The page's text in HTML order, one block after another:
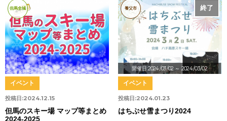
但馬全域
投稿日:2024.12.15
イベント
但馬のスキー場 マップ等まとめ
2024-2025
開催日:2024/03/02 ～ 2024/03/02
終了
養父市
投稿日:2024.01.23
イベント
はちぶせ雪まつり2024